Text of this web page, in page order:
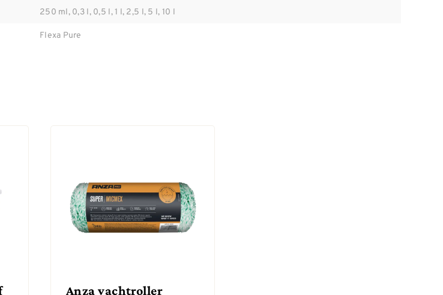
250 ml, 0,3 l, 0,5 l, 1 l, 2,5 l, 5 l, 10 l
Flexa Pure
Anza vachtroller